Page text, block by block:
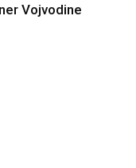
Vojvodine